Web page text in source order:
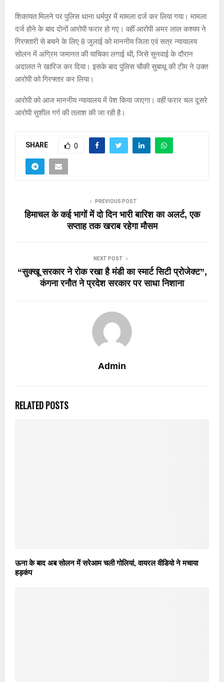
शिकायत मिलने पर पुलिस थाना धर्मपुर में मामला दर्ज कर लिया गया। मामला
दर्ज होने के बाद दोनों आरोपी फरार हो गए। वहीं आरोपी अमर लाल कश्यप ने
गिरफ्तारी से बचने के लिए 8 जुलाई को माननीय जिला एवं सत्र न्यायालय
सोलन में अग्रिम जमानत की याचिका लगाई थी, जिसे सुनवाई के दौरान
अदालत ने खारिज कर दिया। इसके बाद पुलिस चौकी सुबाथू की टीम ने उक्त
आरोपी को गिरफ्तार कर लिया।
आरोपी को आज माननीय न्यायालय में पेश किया जाएगा। वहीं फरार चल दूसरे
आरोपी सुशील गर्ग की तलाश की जा रही है।
SHARE 0
PREVIOUS POST
हिमाचल के कई भागों में दो दिन भारी बारिश का अलर्ट, एक
सप्ताह तक खराब रहेगा मौसम
NEXT POST
“सुक्खू सरकार ने रोक रखा है मंडी का स्मार्ट सिटी प्रोजेक्ट”,
कंगना रनौत ने प्रदेश सरकार पर साधा निशाना
Admin
RELATED POSTS
ऊना के बाद अब सोलन में सरेआम चली गोलियां, वायरल वीडियो ने मचाया
हड़कंप